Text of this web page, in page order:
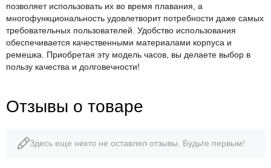
позволяет использовать их во время плавания, а
многофункциональность удовлетворит потребности даже самых
требовательных пользователей. Удобство использования
обеспечивается качественными материалами корпуса и
ремешка. Приобретая эту модель часов, вы делаете выбор в
пользу качества и долговечности!
Отзывы о товаре
Здесь еще никто не оставлял отзывы. Будьте первым!